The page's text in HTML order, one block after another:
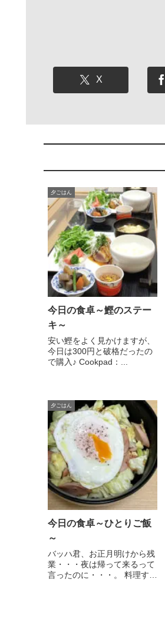
X
夕ごはん
今日の食卓～鰹のステー
キ～
安い鰹をよく見かけますが、
今日は300円と破格だったの
で購入♪ Cookpad：...
夕ごはん
今日の食卓～ひとりご飯
～
バッハ君、お正月明けから残
業・・・夜は帰って来るって
言ったのに・・・。 料理す